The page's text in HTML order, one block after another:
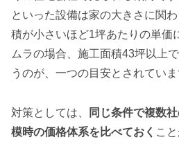
といった設備は家の大きさに関
積が小さいほど1坪あたりの単価
ムラの場合、施工面積43坪以上
うのが、一つの目安とされていま
対策としては、
同じ条件で複数
模時の価格体系を比べておく こ